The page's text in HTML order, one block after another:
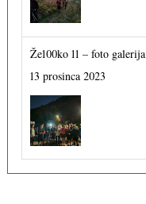
Že100ko 11 – foto galerija
13 prosinca 2023